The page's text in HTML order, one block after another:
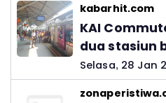
kabarhit.com
KAI
dua stasiun
Selasa, 28 Jan